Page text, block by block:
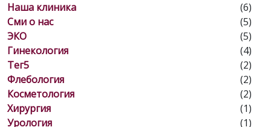
наша клиника
(6)
сми о нас
(5)
ЭКО
(5)
Гинекология
(4)
тег5
(2)
Флебология
(2)
Косметология
(2)
Хирургия
(1)
Урология
(1)